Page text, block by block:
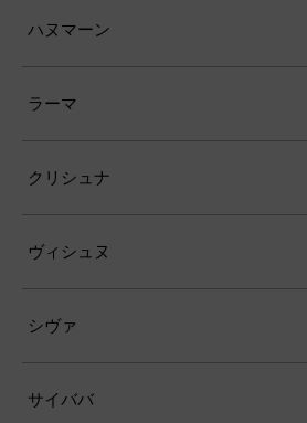
ハヌマーン
ラーマ
クリシュナ
ヴィシュヌ
シヴァ
サイババ